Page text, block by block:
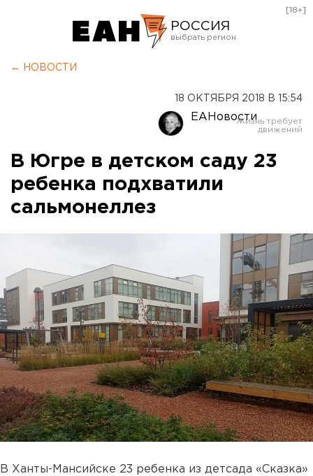
РОССИЯ
Оренбург
[18+]
← НОВОСТИ
18 ОКТЯБРЯ 2018 В 15:54
ЕАНовости
В Югре в детском саду 23
ребенка подхватили
сальмонеллез
В Ханты-Мансийске 23 ребенка из детсада «Сказка»